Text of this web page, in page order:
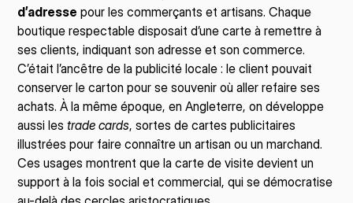
d’adresse pour les commerçants et artisans. Chaque
boutique respectable disposait d’une carte à remettre à
ses clients, indiquant son adresse et son commerce.
C’était l’ancêtre de la publicité locale : le client pouvait
conserver le carton pour se souvenir où aller refaire ses
achats. À la même époque, en Angleterre, on développe
aussi les trade cards, sortes de cartes publicitaires
illustrées pour faire connaître un artisan ou un marchand.
Ces usages montrent que la carte de visite devient un
support à la fois social et commercial, qui se démocratise